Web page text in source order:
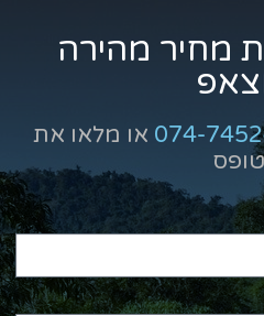
מחיר מהירה
074- או מלאו את